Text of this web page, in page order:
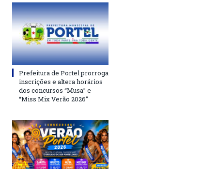
Prefeitura de Portel prorroga
inscrições e altera horários
dos concursos “Musa” e
“Miss Mix Verão 2026”